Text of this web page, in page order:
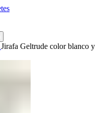
Jirafa Geltrude color blanco y